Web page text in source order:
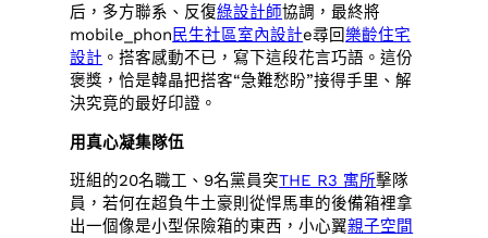
后，多方聯系、反復綠設計師協調，最終將
mobile_phon民生社區室內設計e尋回樂齡住宅
設計 。搭客感動不已，寫下這段花言巧語。這份
褒獎，恰是韓晶把搭客“急難愁盼”接得手里、解
決究竟的最好印證。
用真心凝集隊伍
班組的20名職工、9名黨員突THE R3 寓所擊隊
員，若何在超負牛土豪則從悍馬車的後備箱裡拿
出一個像是小型保險箱的東西，小心翼親子空間